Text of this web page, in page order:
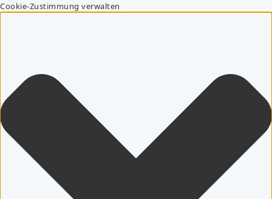
Cookie-Zustimmung verwalten